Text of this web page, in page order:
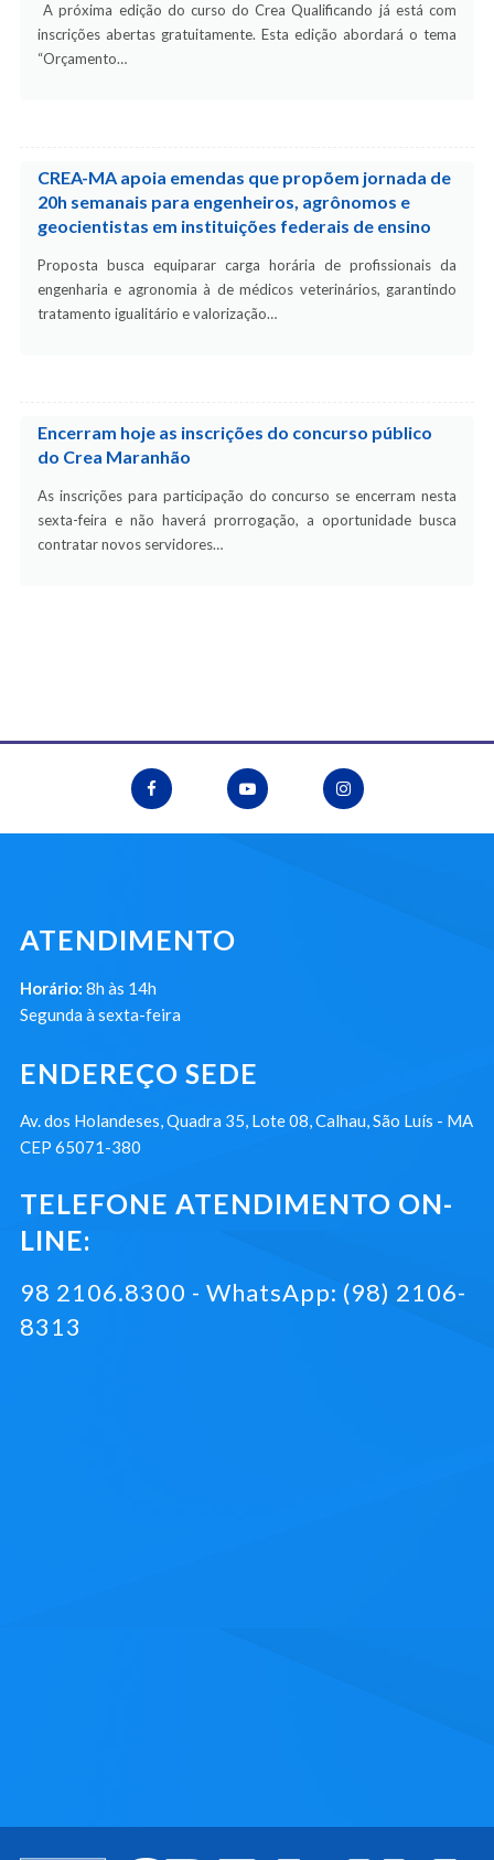
A próxima edição do curso do Crea Qualificando já está com
inscrições abertas gratuitamente. Esta edição abordará o tema
“Orçamento…
CREA-MA apoia emendas que propõem jornada de
20h semanais para engenheiros, agrônomos e
geocientistas em instituições federais de ensino
Proposta busca equiparar carga horária de profissionais da
engenharia e agronomia à de médicos veterinários, garantindo
tratamento igualitário e valorização…
Encerram hoje as inscrições do concurso público
do Crea Maranhão
As inscrições para participação do concurso se encerram nesta
sexta-feira e não haverá prorrogação, a oportunidade busca
contratar novos servidores…
ATENDIMENTO
Horário: 8h às 14h
Segunda à sexta-feira
ENDEREÇO SEDE
Av. dos Holandeses, Quadra 35, Lote 08, Calhau, São Luís - MA
CEP 65071-380
TELEFONE ATENDIMENTO ON-
LINE:
98 2106.8300 - WhatsApp: (98) 2106-
8313